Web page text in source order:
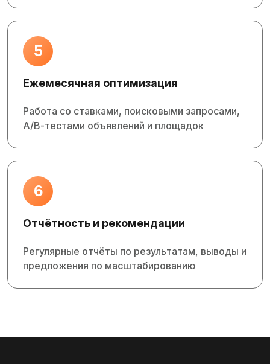
5
Ежемесячная оптимизация
Работа со ставками, поисковыми запросами,
A/B‑тестами объявлений и площадок
6
Отчётность и рекомендации
Регулярные отчёты по результатам, выводы и
предложения по масштабированию